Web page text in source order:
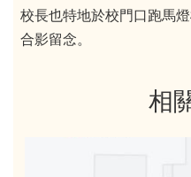
校長也特地於校門口跑馬
合影留念。
相